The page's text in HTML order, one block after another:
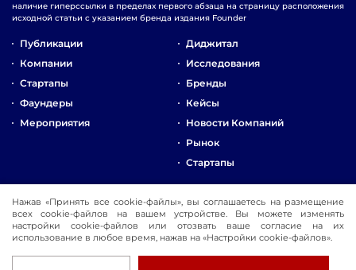
наличие гиперссылки в пределах первого абзаца на страницу расположения
исходной статьи с указанием бренда издания Founder
Публикации
Компании
Стартапы
Фаундеры
Мероприятия
Диджитал
Исследования
Бренды
Кейсы
Новости Компаний
Рынок
Стартапы
Реклама
Контакты
Нажав «Принять все cookie-файлы», вы соглашаетесь на размещение
всех cookie-файлов на вашем устройстве. Вы можете изменять
настройки cookie-файлов или отозвать ваше согласие на их
использование в любое время, нажав на «Настройки cookie-файлов».